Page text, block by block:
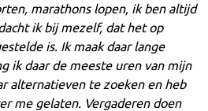
marathons lopen, ik ben altijd
ik bij mezelf, dat het op
is. Ik maak daar lange
ik daar de meeste uren van mijn
alternatieven te zoeken en heb
me gelaten. Vergaderen doen